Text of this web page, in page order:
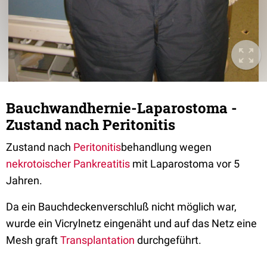
Bauchwandhernie-Laparostoma -
Zustand nach Peritonitis
Zustand nach Peritonitisbehandlung wegen
nekrotoischer Pankreatitis mit Laparostoma vor 5
Jahren.
Da ein Bauchdeckenverschluß nicht möglich war,
wurde ein Vicrylnetz eingenäht und auf das Netz eine
Mesh graftTransplantation durchgeführt.